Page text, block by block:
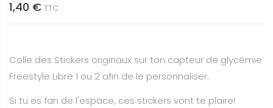
1,40 € TTC
Colle des Stickers originaux sur ton capteur de glycémie
Freestyle Libre 1 ou 2 afin de le personnaliser.
Si tu es fan de l'espace, ces stickers vont te plaire!